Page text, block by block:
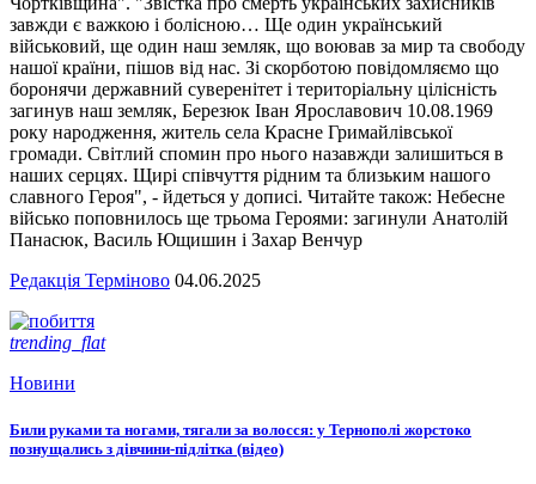
завжди є важкою і болісною… Ще один український
військовий, ще один наш земляк, що воював за мир та свободу
нашої країни, пішов від нас. Зі скорботою повідомляємо що
боронячи державний суверенітет і територіальну цілісність
загинув наш земляк, Березюк Іван Ярославович 10.08.1969
року народження, житель села Красне Гримайлівської
громади. Світлий спомин про нього назавжди залишиться в
наших серцях. Щирі співчуття рідним та близьким нашого
славного Героя", - йдеться у дописі. Читайте також: Небесне
військо поповнилось ще трьома Героями: загинули Анатолій
Панасюк, Василь Ющишин і Захар Венчур
Редакція Терміново 04.06.2025
trending_flat
Новини
Били руками та ногами, тягали за волосся: у Тернополі жорстоко
познущались з дівчини-підлітка (відео)